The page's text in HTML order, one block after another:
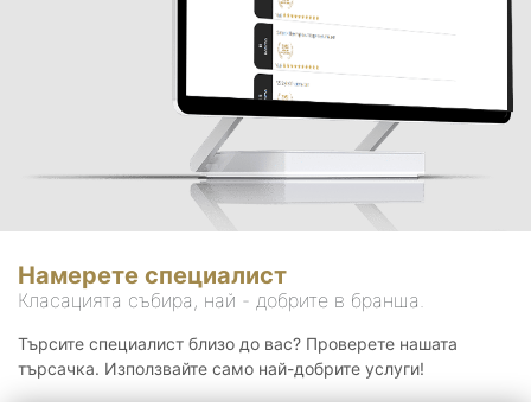
Намерете специалист
Класацията събира, най - добрите в бранша.
Търсите специалист близо до вас? Проверете нашата
търсачка. Използвайте само най-добрите услуги!